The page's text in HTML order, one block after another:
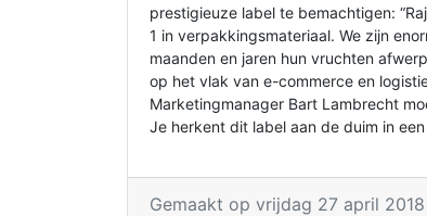
prestigieuze label te bemachtigen:
1 in verpakkingsmateriaal. We zijn
maanden en jaren hun vruchten
op het vlak van e-commerce en
Marketingmanager Bart Lambrecht
Je herkent dit label aan de duim in
Gemaakt op vrijdag 27 april 2018